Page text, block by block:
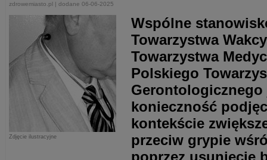
zdrowemiasto.pl | dodane 06-06-2025
Zdjęcie ilustracyjne
Wspólne
Towarzystwa
Towarzystwa
Polskiego
konieczność
kontekście
przeciw grypie
poprzez usunięcie